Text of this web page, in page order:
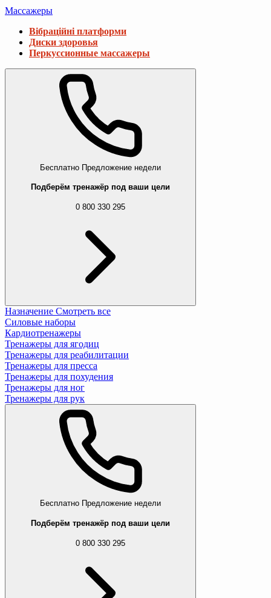
Массажеры
Вібраційні платформи
Диски здоровья
Перкуссионные массажеры
Бесплатно Предложение недели
Подберём тренажёр под ваши цели
0 800 330 295
Назначение Смотреть все
Силовые наборы
Кардиотренажеры
Тренажеры для ягодиц
Тренажеры для реабилитации
Тренажеры для пресса
Тренажеры для похудения
Тренажеры для ног
Тренажеры для рук
Бесплатно Предложение недели
Подберём тренажёр под ваши цели
0 800 330 295